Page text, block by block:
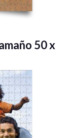
50 x